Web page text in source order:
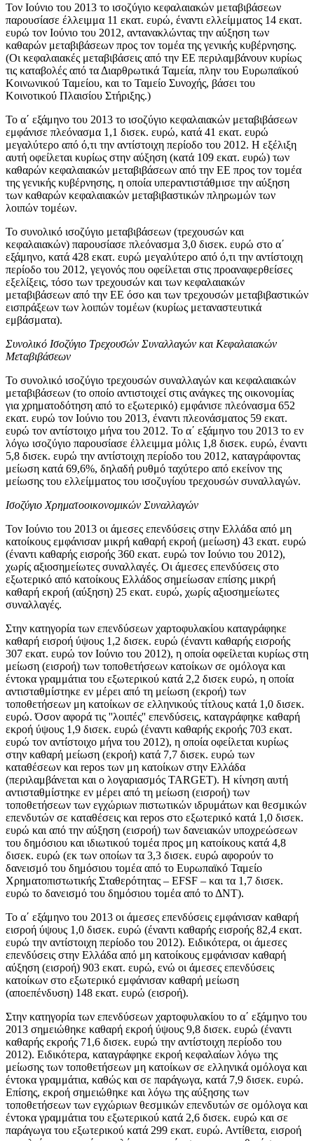
Τον Ιούνιο του 2013 το ισοζύγιο κεφαλαιακών μεταβιβάσεων
παρουσίασε έλλειμμα 11 εκατ. ευρώ, έναντι ελλείμματος 14 εκατ.
ευρώ τον Ιούνιο του 2012, αντανακλώντας την αύξηση των
καθαρών μεταβιβάσεων προς τον τομέα της γενικής κυβέρνησης.
(Οι κεφαλαιακές μεταβιβάσεις από την ΕΕ περιλαμβάνουν κυρίως
τις καταβολές από τα Διαρθρωτικά Ταμεία, πλην του Ευρωπαϊκού
Κοινωνικού Ταμείου, και το Ταμείο Συνοχής, βάσει του
Κοινοτικού Πλαισίου Στήριξης.)
Το α΄ εξάμηνο του 2013 το ισοζύγιο κεφαλαιακών μεταβιβάσεων
εμφάνισε πλεόνασμα 1,1 δισεκ. ευρώ, κατά 41 εκατ. ευρώ
μεγαλύτερο από ό,τι την αντίστοιχη περίοδο του 2012. Η εξέλιξη
αυτή οφείλεται κυρίως στην αύξηση (κατά 109 εκατ. ευρώ) των
καθαρών κεφαλαιακών μεταβιβάσεων από την ΕΕ προς τον τομέα
της γενικής κυβέρνησης, η οποία υπεραντιστάθμισε την αύξηση
των καθαρών κεφαλαιακών μεταβιβαστικών πληρωμών των
λοιπών τομέων.
Το συνολικό ισοζύγιο μεταβιβάσεων (τρεχουσών και
κεφαλαιακών) παρουσίασε πλεόνασμα 3,0 δισεκ. ευρώ στο α΄
εξάμηνο, κατά 428 εκατ. ευρώ μεγαλύτερο από ό,τι την αντίστοιχη
περίοδο του 2012, γεγονός που οφείλεται στις προαναφερθείσες
εξελίξεις, τόσο των τρεχουσών και των κεφαλαιακών
μεταβιβάσεων από την ΕΕ όσο και των τρεχουσών μεταβιβαστικών
εισπράξεων των λοιπών τομέων (κυρίως μεταναστευτικά
εμβάσματα).
Συνολικό Ισοζύγιο Τρεχουσών Συναλλαγών και Κεφαλαιακών
Μεταβιβάσεων
Το συνολικό ισοζύγιο τρεχουσών συναλλαγών και κεφαλαιακών
μεταβιβάσεων (το οποίο αντιστοιχεί στις ανάγκες της οικονομίας
για χρηματοδότηση από το εξωτερικό) εμφάνισε πλεόνασμα 652
εκατ. ευρώ τον Ιούνιο του 2013, έναντι πλεονάσματος 59 εκατ.
ευρώ τον αντίστοιχο μήνα του 2012. Το α΄ εξάμηνο του 2013 το εν
λόγω ισοζύγιο παρουσίασε έλλειμμα μόλις 1,8 δισεκ. ευρώ, έναντι
5,8 δισεκ. ευρώ την αντίστοιχη περίοδο του 2012, καταγράφοντας
μείωση κατά 69,6%, δηλαδή ρυθμό ταχύτερο από εκείνον της
μείωσης του ελλείμματος του ισοζυγίου τρεχουσών συναλλαγών.
Ισοζύγιο Χρηματοοικονομικών Συναλλαγών
Τον Ιούνιο του 2013 οι άμεσες επενδύσεις στην Ελλάδα από μη
κατοίκους εμφάνισαν μικρή καθαρή εκροή (μείωση) 43 εκατ. ευρώ
(έναντι καθαρής εισροής 360 εκατ. ευρώ τον Ιούνιο του 2012),
χωρίς αξιοσημείωτες συναλλαγές. Οι άμεσες επενδύσεις στο
εξωτερικό από κατοίκους Ελλάδος σημείωσαν επίσης μικρή
καθαρή εκροή (αύξηση) 25 εκατ. ευρώ, χωρίς αξιοσημείωτες
συναλλαγές.
Στην κατηγορία των επενδύσεων χαρτοφυλακίου καταγράφηκε
καθαρή εισροή ύψους 1,2 δισεκ. ευρώ (έναντι καθαρής εισροής
307 εκατ. ευρώ τον Ιούνιο του 2012), η οποία οφείλεται κυρίως στη
μείωση (εισροή) των τοποθετήσεων κατοίκων σε ομόλογα και
έντοκα γραμμάτια του εξωτερικού κατά 2,2 δισεκ ευρώ, η οποία
αντισταθμίστηκε εν μέρει από τη μείωση (εκροή) των
τοποθετήσεων μη κατοίκων σε ελληνικούς τίτλους κατά 1,0 δισεκ.
ευρώ. Όσον αφορά τις ''λοιπές'' επενδύσεις, καταγράφηκε καθαρή
εκροή ύψους 1,9 δισεκ. ευρώ (έναντι καθαρής εκροής 703 εκατ.
ευρώ τον αντίστοιχο μήνα του 2012), η οποία οφείλεται κυρίως
στην καθαρή μείωση (εκροή) κατά 7,7 δισεκ. ευρώ των
καταθέσεων και repos των μη κατοίκων στην Ελλάδα
(περιλαμβάνεται και ο λογαριασμός TARGET). Η κίνηση αυτή
αντισταθμίστηκε εν μέρει από τη μείωση (εισροή) των
τοποθετήσεων των εγχώριων πιστωτικών ιδρυμάτων και θεσμικών
επενδυτών σε καταθέσεις και repos στο εξωτερικό κατά 1,0 δισεκ.
ευρώ και από την αύξηση (εισροή) των δανειακών υποχρεώσεων
του δημόσιου και ιδιωτικού τομέα προς μη κατοίκους κατά 4,8
δισεκ. ευρώ (εκ των οποίων τα 3,3 δισεκ. ευρώ αφορούν το
δανεισμό του δημόσιου τομέα από το Ευρωπαϊκό Ταμείο
Χρηματοπιστωτικής Σταθερότητας – EFSF – και τα 1,7 δισεκ.
ευρώ το δανεισμό του δημόσιου τομέα από το ΔΝΤ).
Το α΄ εξάμηνο του 2013 οι άμεσες επενδύσεις εμφάνισαν καθαρή
εισροή ύψους 1,0 δισεκ. ευρώ (έναντι καθαρής εισροής 82,4 εκατ.
ευρώ την αντίστοιχη περίοδο του 2012). Ειδικότερα, οι άμεσες
επενδύσεις στην Ελλάδα από μη κατοίκους εμφάνισαν καθαρή
αύξηση (εισροή) 903 εκατ. ευρώ, ενώ οι άμεσες επενδύσεις
κατοίκων στο εξωτερικό εμφάνισαν καθαρή μείωση
(αποεπένδυση) 148 εκατ. ευρώ (εισροή).
Στην κατηγορία των επενδύσεων χαρτοφυλακίου το α΄ εξάμηνο του
2013 σημειώθηκε καθαρή εκροή ύψους 9,8 δισεκ. ευρώ (έναντι
καθαρής εκροής 71,6 δισεκ. ευρώ την αντίστοιχη περίοδο του
2012). Ειδικότερα, καταγράφηκε εκροή κεφαλαίων λόγω της
μείωσης των τοποθετήσεων μη κατοίκων σε ελληνικά ομόλογα και
έντοκα γραμμάτια, καθώς και σε παράγωγα, κατά 7,9 δισεκ. ευρώ.
Επίσης, εκροή σημειώθηκε και λόγω της αύξησης των
τοποθετήσεων των εγχώριων θεσμικών επενδυτών σε ομόλογα και
έντοκα γραμμάτια του εξωτερικού κατά 2,6 δισεκ. ευρώ και σε
παράγωγα του εξωτερικού κατά 299 εκατ. ευρώ. Αντίθετα, εισροή